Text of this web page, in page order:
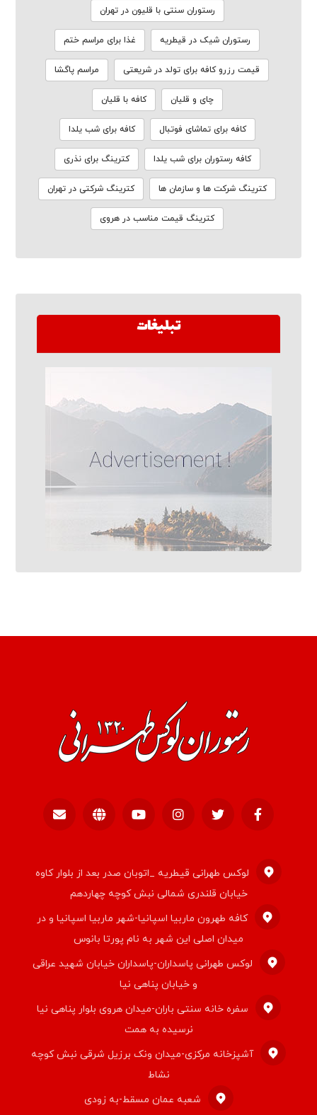
رستوران سنتی با قلیون در تهران
رستوران شیک در قیطریه غذا برای مراسم ختم
قیمت رزرو کافه برای تولد در شریعتی مراسم پاگشا
چای و قلیان کافه با قلیان
کافه برای تماشای فوتبال کافه برای شب یلدا
کافه رستوران برای شب یلدا کترینگ برای نذری
کترینگ شرکت ها و سازمان ها کترینگ شرکتی در تهران
کترینگ قیمت مناسب در هروی
تبلیغات
لوکس طهرانی قیطریه _اتوبان صدر بعد از بلوار کاوه
خیابان قلندری شمالی نبش کوچه چهاردهم
کافه طهرون ماربیا اسپانیا-شهر ماربیا اسپانیا و در
میدان اصلی این شهر به نام پورتا بانوس
لوکس طهرانی پاسداران-پاسداران خیابان شهید عراقی
و خیابان پناهی نیا
سفره خانه سنتی باران-میدان هروی بلوار پناهی نیا
نرسیده به همت
آشپزخانه مرکزی-میدان ونک برزیل شرقی نبش کوچه
نشاط
شعبه عمان مسقط-به زودی